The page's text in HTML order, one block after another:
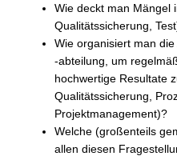
Wie deckt man Mängel
Qualitätssicherung,
Wie organisiert man
-abteilung, um
hochwertige Resultate
Qualitätssicherung,
Projektmanagement)?
Welche (großenteils
allen diesen